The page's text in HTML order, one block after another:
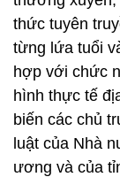
thức tuyên
từng lứa tuổi
hợp với chức
hình thực tế
biến các chủ
luật của Nhà
ương và của